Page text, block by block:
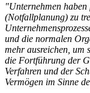
"Unternehmen
(Notfallplanung) zu
und die normalen
mehr ausreichen, um
die Fortführung der
Verfahren und der
Vermögen im Sinne